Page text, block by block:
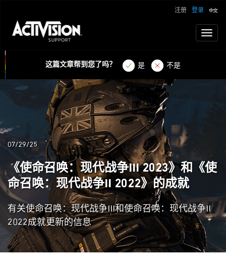
登录
注册
这篇文章帮到您了吗？ 是 不是
07/29/25
《使命召唤：现代战争III 2023》和《使
命召唤：现代战争II 2022》的成就
有关使命召唤：现代战争III和使命召唤：现代战争II
2022成就更新的信息